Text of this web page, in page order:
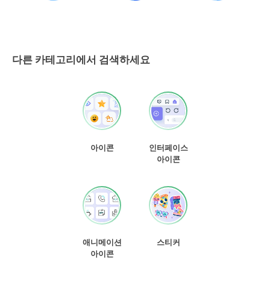
다른 카테고리에서 검색하세요
아이콘
인터페이스
아이콘
애니메이션
아이콘
스티커